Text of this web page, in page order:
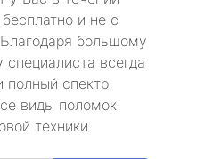
и не с
большому
всегда
полный спектр
виды поломок
техники.